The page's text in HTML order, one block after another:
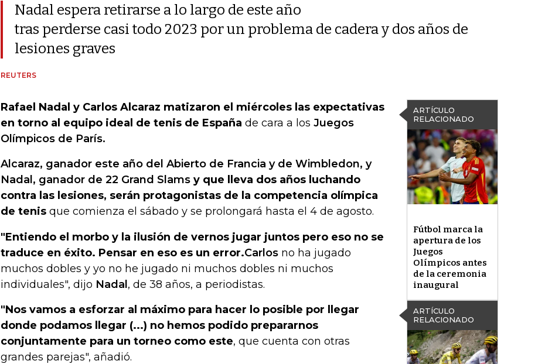
Nadal espera retirarse a lo largo de este año
tras perderse casi todo 2023 por un problema de cadera y dos años de
lesiones graves
REUTERS
ARTÍCULO
RELACIONADO
Fútbol marca la
apertura de los
Juegos
Olímpicos antes
de la ceremonia
inaugural
Rafael Nadal y Carlos Alcaraz matizaron el miércoles las expectativas
en torno al equipo ideal de tenis de España de cara a los Juegos
Olímpicos de París.
Alcaraz, ganador este año del Abierto de Francia y de Wimbledon, y
Nadal, ganador de 22 Grand Slams y que lleva dos años luchando
contra las lesiones, serán protagonistas de la competencia olímpica
de tenis que comienza el sábado y se prolongará hasta el 4 de agosto.
ARTÍCULO
RELACIONADO
"Entiendo el morbo y la ilusión de vernos jugar juntos pero eso no se
traduce en éxito. Pensar en eso es un error.Carlos no ha jugado
muchos dobles y yo no he jugado ni muchos dobles ni muchos
individuales", dijo Nadal , de 38 años, a periodistas.
"Nos vamos a esforzar al máximo para hacer lo posible por llegar
donde podamos llegar (...) no hemos podido prepararnos
conjuntamente para un torneo como este, que cuenta con otras
grandes parejas", añadió.